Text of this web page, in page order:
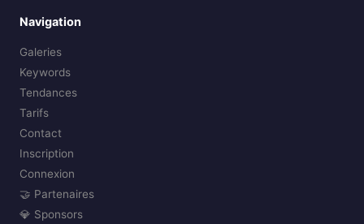
Navigation
Galeries
Keywords
Tendances
Tarifs
Contact
Inscription
Connexion
🤝 Partenaires
💎 Sponsors